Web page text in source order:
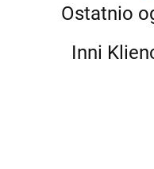
Ostatnio
Inni